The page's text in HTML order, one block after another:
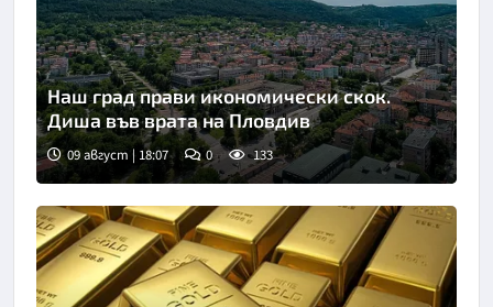
Наш град прави икономически скок.
Диша във врата на Пловдив
09 август | 18:07 0 133